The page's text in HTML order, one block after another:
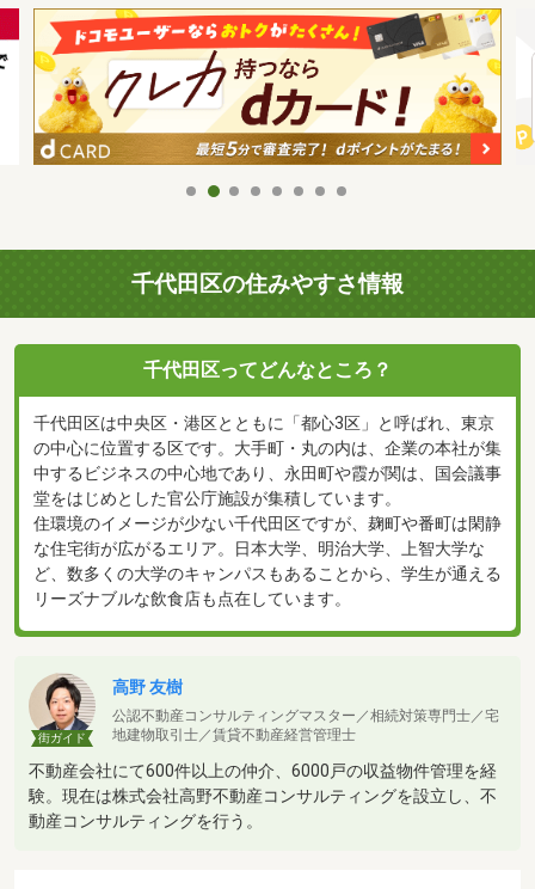
千代田区の住みやすさ情報
千代田区ってどんなところ？
千代田区は中央区・港区とともに「都心3区」と呼ばれ、東京
の中心に位置する区です。大手町・丸の内は、企業の本社が集
中するビジネスの中心地であり、永田町や霞が関は、国会議事
堂をはじめとした官公庁施設が集積しています。
住環境のイメージが少ない千代田区ですが、麹町や番町は閑静
な住宅街が広がるエリア。日本大学、明治大学、上智大学な
ど、数多くの大学のキャンパスもあることから、学生が通える
リーズナブルな飲食店も点在しています。
街ガイド
高野 友樹
公認不動産コンサルティングマスター／相続対策専門士／宅
地建物取引士／賃貸不動産経営管理士
不動産会社にて600件以上の仲介、6000戸の収益物件管理を経
験。現在は株式会社高野不動産コンサルティングを設立し、不
動産コンサルティングを行う。